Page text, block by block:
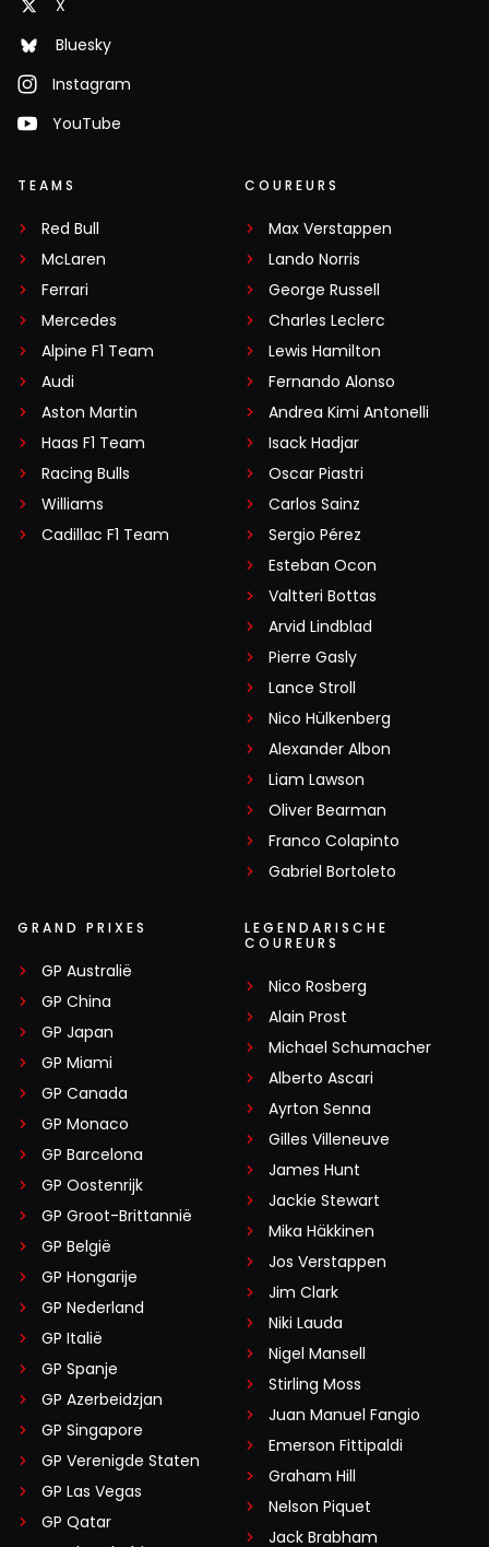
X
Bluesky
Instagram
YouTube
TEAMS
Red Bull
McLaren
Ferrari
Mercedes
Alpine F1 Team
Audi
Aston Martin
Haas F1 Team
Racing Bulls
Williams
Cadillac F1 Team
COUREURS
Max Verstappen
Lando Norris
George Russell
Charles Leclerc
Lewis Hamilton
Fernando Alonso
Andrea Kimi Antonelli
Isack Hadjar
Oscar Piastri
Carlos Sainz
Sergio Pérez
Esteban Ocon
Valtteri Bottas
Arvid Lindblad
Pierre Gasly
Lance Stroll
Nico Hülkenberg
Alexander Albon
Liam Lawson
Oliver Bearman
Franco Colapinto
Gabriel Bortoleto
GRAND PRIXES
GP Australië
GP China
GP Japan
GP Miami
GP Canada
GP Monaco
GP Barcelona
GP Oostenrijk
GP Groot-Brittannië
GP België
GP Hongarije
GP Nederland
GP Italië
GP Spanje
GP Azerbeidzjan
GP Singapore
GP Verenigde Staten
GP Las Vegas
GP Qatar
LEGENDARISCHE
COUREURS
Nico Rosberg
Alain Prost
Michael Schumacher
Alberto Ascari
Ayrton Senna
Gilles Villeneuve
James Hunt
Jackie Stewart
Mika Häkkinen
Jos Verstappen
Jim Clark
Niki Lauda
Nigel Mansell
Stirling Moss
Juan Manuel Fangio
Emerson Fittipaldi
Graham Hill
Nelson Piquet
Jack Brabham